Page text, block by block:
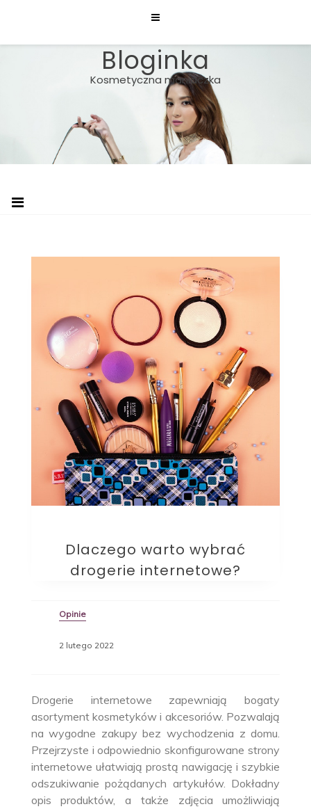
content
Bloginka
Kosmetyczna maniaczka
Dlaczego warto wybrać
drogerie internetowe?
Opinie
2 lutego 2022
Drogerie internetowe zapewniają bogaty
asortyment kosmetyków i akcesoriów. Pozwalają
na wygodne zakupy bez wychodzenia z domu.
Przejrzyste i odpowiednio skonfigurowane strony
internetowe ułatwiają prostą nawigację i szybkie
odszukiwanie pożądanych artykułów. Dokładny
opis produktów, a także zdjęcia umożliwiają